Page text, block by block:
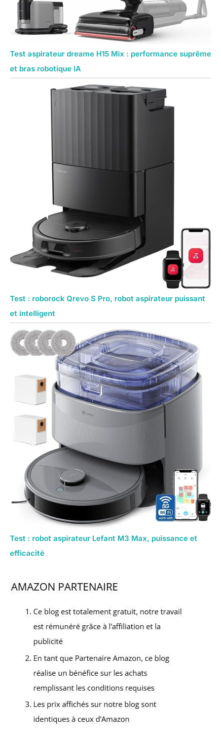
Test aspirateur dreame H15 Mix : performance suprême
et bras robotique IA
Test : roborock Qrevo S Pro, robot aspirateur puissant
et intelligent
Test : robot aspirateur Lefant M3 Max, puissance et
efficacité